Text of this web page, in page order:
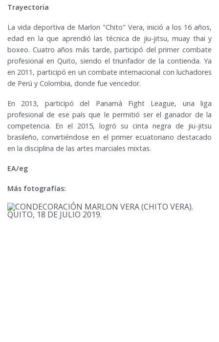
Trayectoria
La vida deportiva de Marlon "Chito" Vera, inició a los 16 años,
edad en la que aprendió las técnica de jiu-jitsu, muay thai y
boxeo. Cuatro años más tarde, participó del primer combate
profesional en Quito, siendo el triunfador de la contienda. Ya
en 2011, participó en un combate internacional con luchadores
de Perú y Colombia, donde fue vencedor.
En 2013, participó del Panamá Fight League, una liga
profesional de ese país que le permitió ser el ganador de la
competencia. En el 2015, logró su cinta negra de jiu-jitsu
brasileño, convirtiéndose en el primer ecuatoriano destacado
en la disciplina de las artes marciales mixtas.
EA/eg
Más fotografías: